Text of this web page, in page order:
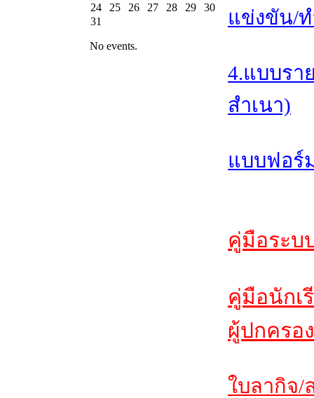
24
25 26 27 28 29
30
31
No events.
แข่งขัน/
4.แบบรา
สำเนา)
แบบฟอร์
คู่มือระบ
คู่มือนักเ
ผู้ปกครอ
ใบลากิจ/